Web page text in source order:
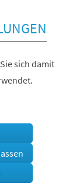
sich damit